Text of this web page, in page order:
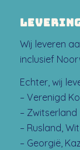
Wij leveren
inclusief
Echter, wij
– Verenigd
– Zwitserland
– Rusland,
– Georgië,